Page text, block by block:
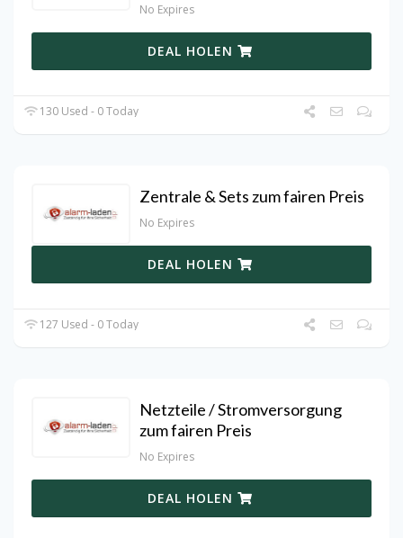
No Expires
DEAL HOLEN
130 Used - 0 Today
Zentrale & Sets zum fairen Preis
No Expires
DEAL HOLEN
127 Used - 0 Today
Netzteile / Stromversorgung
zum fairen Preis
No Expires
DEAL HOLEN